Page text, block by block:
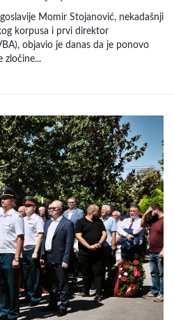
Momir Stojanović, nekadašnji
korpusa i prvi direktor
objavio je danas da je ponovo
zločine...